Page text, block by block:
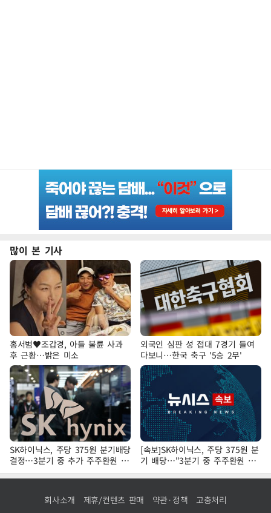
많이 본 기사
홍서범♥조갑경, 아들 불륜 사과
후 근황…밝은 미소
외국인 심판 성 접대 7경기 들여
다보니…한국 축구 '5승 2무'
SK하이닉스, 주당 375원 분기배당
결정…3분기 중 추가 주주환원 발
표
[속보]SK하이닉스, 주당 375원 분
기 배당…"3분기 중 주주환원 방
안 확정"
회사소개 제휴/컨텐츠 판매 약관·정책 고충처리